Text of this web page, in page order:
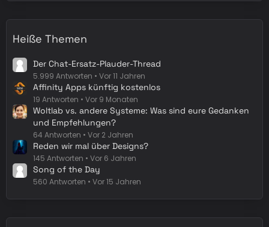
Heiße Themen
Der Chat-Ersatz-Plauder-Thread
5.999 Antworten Vor 11 Jahren
Affinity Apps künftig kostenlos
19 Antworten Vor 9 Monaten
Woltlab vs. andere Systeme: Was sind eure Gedanken
und Empfehlungen?
64 Antworten Vor 2 Jahren
Reden wir mal über Designs?
145 Antworten Vor 6 Jahren
Song of the Day
560 Antworten Vor 15 Jahren